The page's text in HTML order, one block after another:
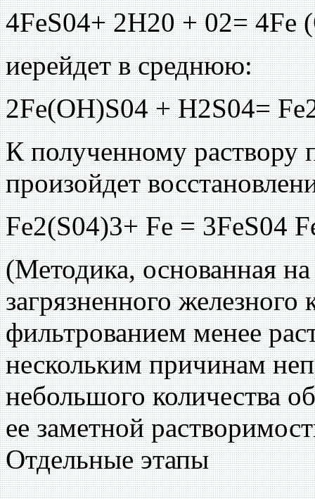
4FeS04+ 2Н20 + 02= 4Fe
иерейдет в среднюю:
2Fe(OH)S04 + H2S04=
К полученному раствору
произойдет
Fe2(S04)3+ Fe = 3FeS04
(Методика, основанная
загрязненного
фильтрованием менее
нескольким причинам
небольшого количества
ее заметной
Отдельные этапы